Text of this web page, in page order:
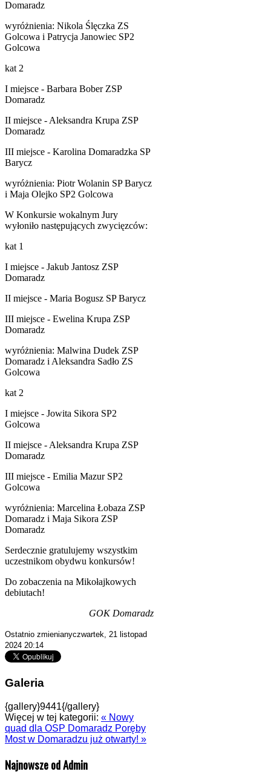
Domaradz
wyróżnienia: Nikola Ślęczka ZS
Golcowa i Patrycja Janowiec SP2
Golcowa
kat 2
I miejsce - Barbara Bober ZSP
Domaradz
II miejsce - Aleksandra Krupa ZSP
Domaradz
III miejsce - Karolina Domaradzka SP
Barycz
wyróżnienia: Piotr Wolanin SP Barycz
i Maja Olejko SP2 Golcowa
W Konkursie wokalnym Jury
wyłoniło następujących zwycięzców:
kat 1
I miejsce - Jakub Jantosz ZSP
Domaradz
II miejsce - Maria Bogusz SP Barycz
III miejsce - Ewelina Krupa ZSP
Domaradz
wyróżnienia: Malwina Dudek ZSP
Domaradz i Aleksandra Sadło ZS
Golcowa
kat 2
I miejsce - Jowita Sikora SP2
Golcowa
II miejsce - Aleksandra Krupa ZSP
Domaradz
III miejsce - Emilia Mazur SP2
Golcowa
wyróżnienia: Marcelina Łobaza ZSP
Domaradz i Maja Sikora ZSP
Domaradz
Serdecznie gratulujemy wszystkim
uczestnikom obydwu konkursów!
Do zobaczenia na Mikołajkowych
debiutach!
GOK Domaradz
Ostatnio zmienianyczwartek, 21 listopad
2024 20:14
Galeria
{gallery}9441{/gallery}
Więcej w tej kategorii: « Nowy
quad dla OSP Domaradz Poręby
Most w Domaradzu już otwarty! »
Najnowsze od Admin